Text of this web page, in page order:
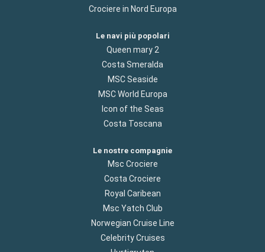
Crociere in Nord Europa
Le navi più popolari
Queen mary 2
Costa Smeralda
MSC Seaside
MSC World Europa
Icon of the Seas
Costa Toscana
Le nostre compagnie
Msc Crociere
Costa Crociere
Royal Caribean
Msc Yatch Club
Norwegian Cruise Line
Celebrity Cruises